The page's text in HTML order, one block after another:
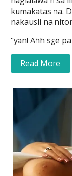
kumakatas na.
nakausli na
“yan! Ahh sge
Read More